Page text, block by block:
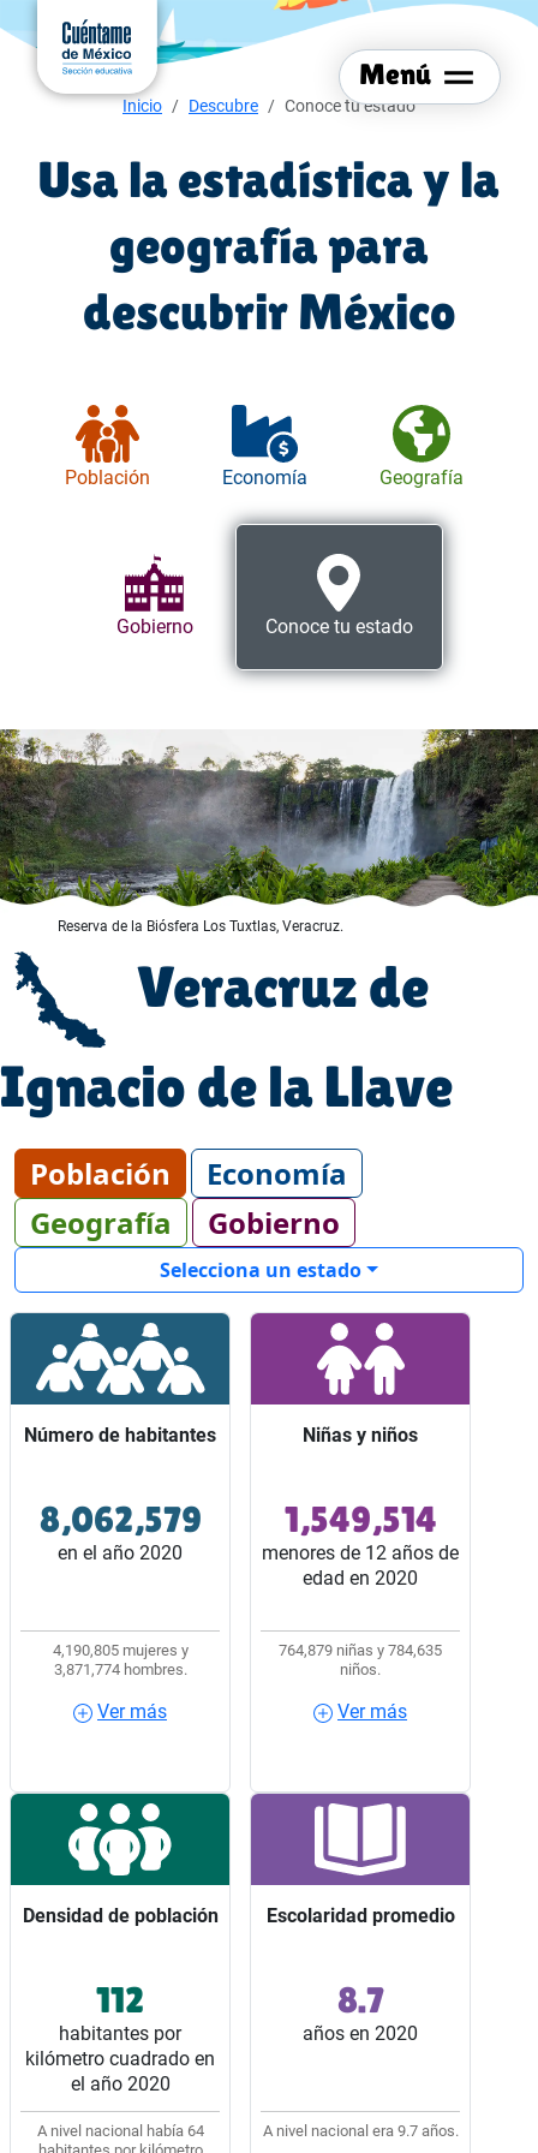
Ir al
contenido
principal
Menú
Menú del sitio
Menú de navegación
Inicio Descubre Conoce tu estado
Usa la estadística y la
geografía para
descubrir México
Población Economía Geografía
Gobierno Conoce tu estado
Reserva de la Biósfera Los Tuxtlas, Veracruz.
Veracruz de
Ignacio de la Llave
Población
Economía
Geografía
Gobierno
Selecciona un estado
Número de habitantes
8,062,579
en el año 2020
4,190,805 mujeres y
3,871,774 hombres.
Ver más
Número de habitantes
Ocupó el lugar 4 entre
los 32 estados del país.
Ver más
Niñas y niños
1,549,514
menores de 12 años de
edad en 2020
764,879 niñas y 784,635
niños.
Ver más
Niñas y niños
Representaron 2 de
cada 10 habitantes del
estado.
Ver más
Densidad de población
112
habitantes por
kilómetro cuadrado en
el año 2020
A nivel nacional había 64
Densidad de población
Ocupó el lugar 11 entre
los 32 estados del país.
Escolaridad promedio
8.7
años en 2020
A nivel nacional era 9.7 años.
Escolaridad promedio
Ocupó el lugar 28 entre
los 32 estados del país.